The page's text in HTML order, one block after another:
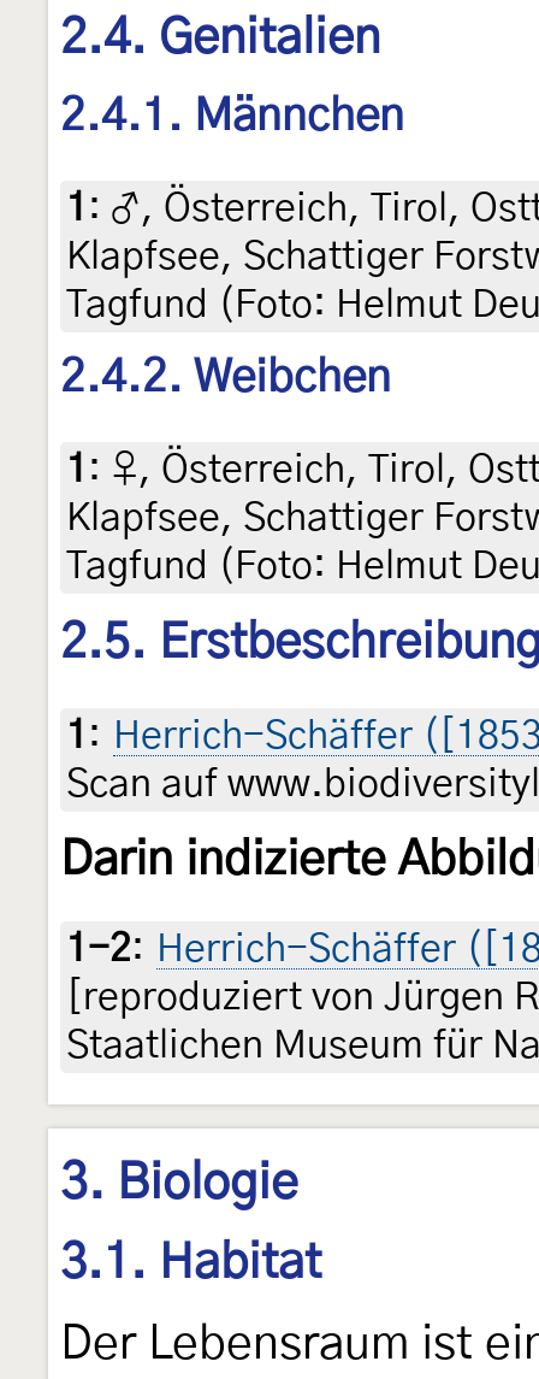
2.4. Genitalien
2.4.1. Männchen
1 : ♂, Österreich, Tirol,
Klapfsee, Schattiger
Tagfund (Foto: Helmut
2.4.2. Weibchen
1 : ♀, Österreich, Tirol,
Klapfsee, Schattiger
Tagfund (Foto: Helmut
2.5.
1 : Herrich-Schäffer
Scan auf
Darin indizierte
1-2: Herrich-Schäffer
[reproduziert von Jürgen
Staatlichen Museum für
3. Biologie
3.1. Habitat
Der Lebensraum ist